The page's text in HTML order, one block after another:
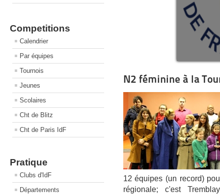
Competitions
Calendrier
Par équipes
Tournois
Jeunes
Scolaires
Cht de Blitz
Cht de Paris IdF
Pratique
Clubs d'IdF
Départements
N2 féminine à la
12 équipes (un record)
régionale; c'est